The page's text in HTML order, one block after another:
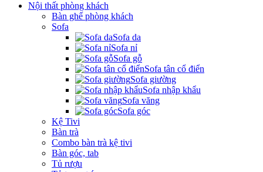
Nội thất phòng khách
Bàn ghế phòng khách
Sofa
Sofa da
Sofa nỉ
Sofa gỗ
Sofa tân cổ điển
Sofa giường
Sofa nhập khẩu
Sofa văng
Sofa góc
Kệ Tivi
Bàn trà
Combo bàn trà kệ tivi
Bàn góc, tab
Tủ rượu